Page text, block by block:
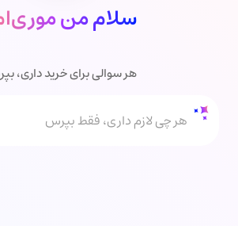
سلام من
هر سوالی برای خرید داری،
هر چی لازم داری، فقط بپرس